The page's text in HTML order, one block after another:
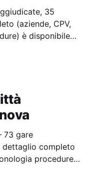
35
(aziende, CPV,
è disponibile
73 gare
dettaglio completo
procedure)